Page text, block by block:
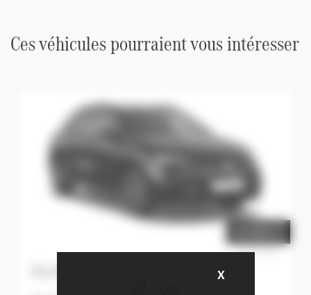
Ces véhicules pourraient vous intéresser
Prix net
XMasquer le